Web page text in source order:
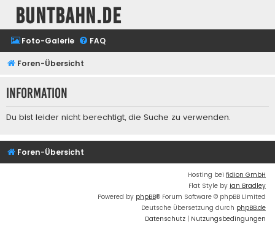
buntbahn.de
Foto-Galerie FAQ
Foren-Übersicht
Information
Du bist leider nicht berechtigt, die Suche zu verwenden.
Foren-Übersicht
Hosting bei fidion GmbH
Flat Style by Ian Bradley
Powered by phpBB® Forum Software © phpBB Limited
Deutsche Übersetzung durch phpBB.de
Datenschutz | Nutzungsbedingungen